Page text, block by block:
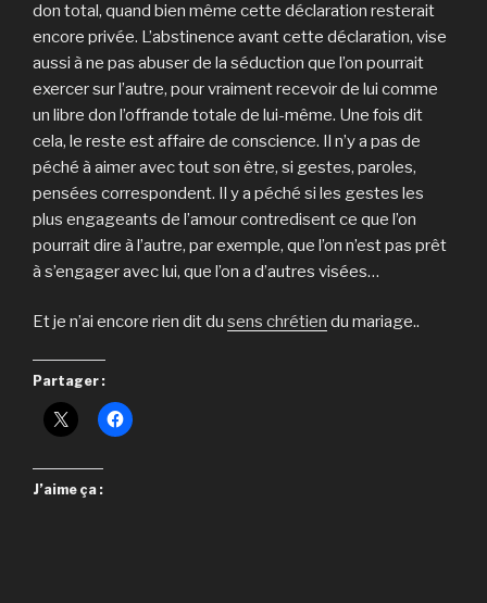
don total, quand bien même cette déclaration resterait
encore privée. L’abstinence avant cette déclaration, vise
aussi à ne pas abuser de la séduction que l’on pourrait
exercer sur l’autre, pour vraiment recevoir de lui comme
un libre don l’offrande totale de lui-même. Une fois dit
cela, le reste est affaire de conscience. Il n’y a pas de
péché à aimer avec tout son être, si gestes, paroles,
pensées correspondent. Il y a péché si les gestes les
plus engageants de l’amour contredisent ce que l’on
pourrait dire à l’autre, par exemple, que l’on n’est pas prêt
à s’engager avec lui, que l’on a d’autres visées…
Et je n’ai encore rien dit du sens chrétien du mariage..
Partager :
J’aime ça :